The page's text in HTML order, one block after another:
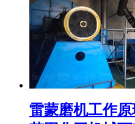
雷蒙磨机工作